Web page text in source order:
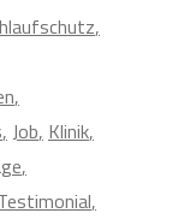
Job Klinik